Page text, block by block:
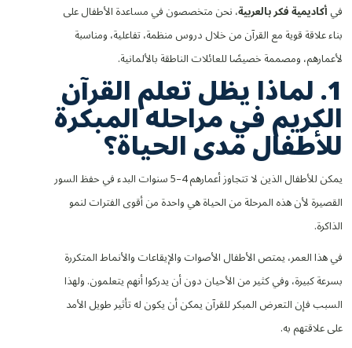
فيأكاديمية فكر بالعربية، نحن متخصصون في مساعدة الأطفال على
بناء علاقة قوية مع القرآن من خلال دروس منظمة، تفاعلية، ومناسبة
لأعمارهم، ومصممة خصيصًا للعائلات الناطقة بالألمانية.
1. لماذا يظل تعلم القرآن
الكريم في مراحله المبكرة
للأطفال مدى الحياة؟
يمكن للأطفال الذين لا تتجاوز أعمارهم 4–5 سنوات البدء في حفظ السور
القصيرة لأن هذه المرحلة من الحياة هي واحدة من أقوى الفترات لنمو
الذاكرة.
في هذا العمر، يمتص الأطفال الأصوات والإيقاعات والأنماط المتكررة
بسرعة كبيرة، وفي كثير من الأحيان دون أن يدركوا أنهم يتعلمون. ولهذا
السبب فإن التعرض المبكر للقرآن يمكن أن يكون له تأثير طويل الأمد
على علاقتهم به.